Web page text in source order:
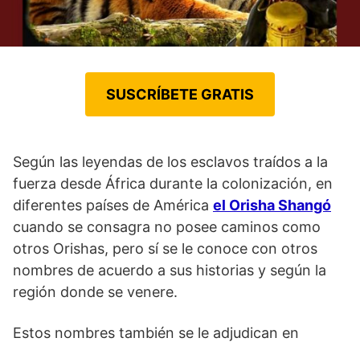
SUSCRÍBETE GRATIS
Según las leyendas de los esclavos traídos a la
fuerza desde África durante la colonización, en
diferentes países de América el Orisha Shangó
cuando se consagra no posee caminos como
otros Orishas, pero sí se le conoce con otros
nombres de acuerdo a sus historias y según la
región donde se venere.
Estos nombres también se le adjudican en